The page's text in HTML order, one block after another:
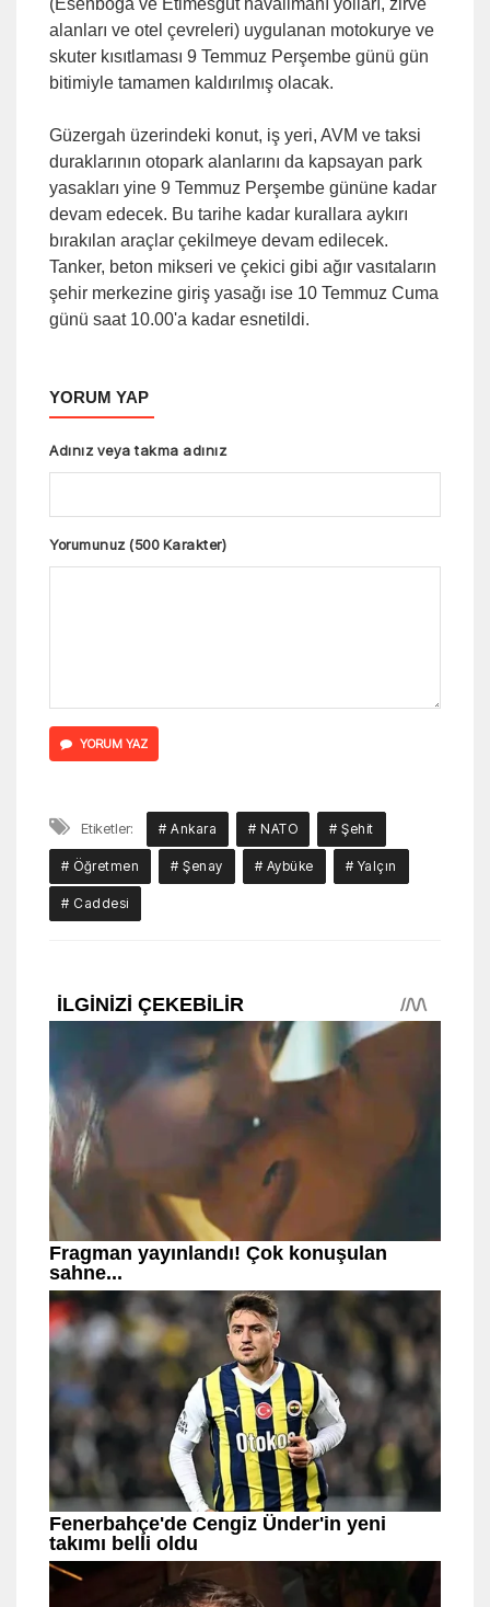
(Esenboğa ve Etimesgut havalimanı yolları, zirve
alanları ve otel çevreleri) uygulanan motokurye ve
skuter kısıtlaması 9 Temmuz Perşembe günü gün
bitimiyle tamamen kaldırılmış olacak.
Güzergah üzerindeki konut, iş yeri, AVM ve taksi
duraklarının otopark alanlarını da kapsayan park
yasakları yine 9 Temmuz Perşembe gününe kadar
devam edecek. Bu tarihe kadar kurallara aykırı
bırakılan araçlar çekilmeye devam edilecek.
Tanker, beton mikseri ve çekici gibi ağır vasıtaların
şehir merkezine giriş yasağı ise 10 Temmuz Cuma
günü saat 10.00'a kadar esnetildi.
YORUM YAP
Adınız veya takma adınız
Yorumunuz (500 Karakter)
YORUM YAZ
Etiketler: # Ankara # NATO # Şehit
# Öğretmen # Şenay # Aybüke # Yalçın
# Caddesi